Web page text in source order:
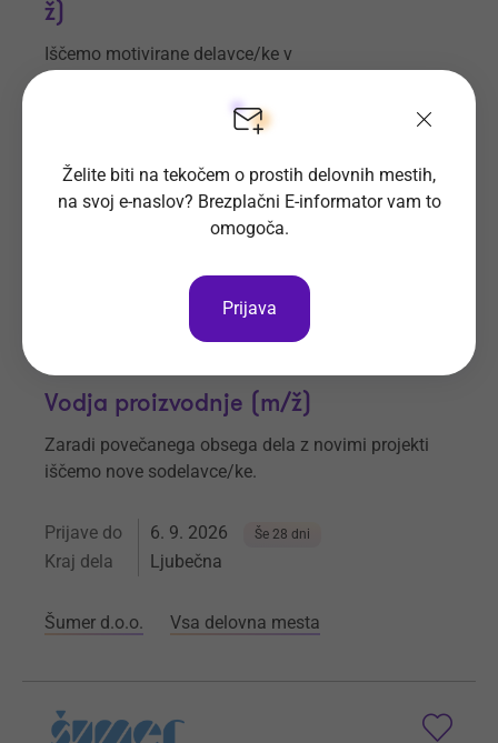
ž)
Iščemo motivirane delavce/ke v
Kraj dela Ljubečna
Vsa delovna mesta
Vodja proizvodnje (m/ž)
Zaradi povečanega obsega dela z novimi projekti
iščemo nove sodelavce/ke.
Prijave do 6. 9. 2026 Še 28 dni
Kraj dela Ljubečna
Šumer d.o.o. Vsa delovna mesta
Želite biti na tekočem o prostih delovnih mestih,
na svoj e-naslov? Brezplačni E-informator vam to
omogoča.
Prijava